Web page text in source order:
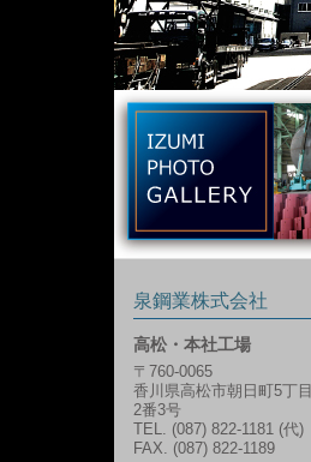
泉鋼業株式会社
高松・本社工場
〒760-0065
香川県高松市朝日町5丁目
2番3号
TEL. (087) 822-1181 (代)
FAX. (087) 822-1189